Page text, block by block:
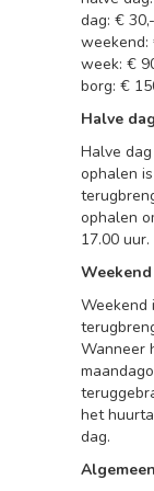
dag: € 30,-
weekend:
week: €
borg: €
Halve dag
Halve
ophalen
ophalen
17.00 uur.
Weekend
Weekend
Wanneer
het
dag.
Algemeen